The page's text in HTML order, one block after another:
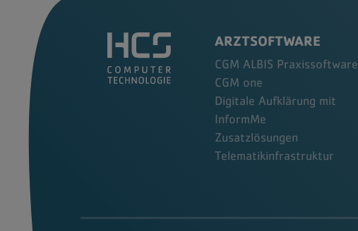
ARZTSOFTWARE
CGM ALBIS Praxissoftware
CGM one
Digitale Aufklärung mit
InformMe
Zusatzlösungen
Telematikinfrastruktur